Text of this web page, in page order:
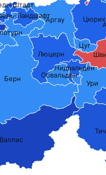
Штадт
Цуг
Нидвальден
Обвальден
Ландшафт
Ури
Цюрих
Люцерн
Аргау
Валлис
Берн